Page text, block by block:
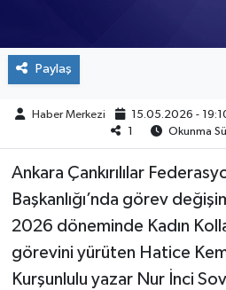
Paylaş
Haber Merkezi 15.05.2026 -
Okunma
Ankara Çankırılılar
Başkanlığı’nda görev
2026 döneminde Kadın
görevini yürüten Hatice
Kurşunlulu yazar Nur İnci
MAGAZİN
BİLİM&TEKNOLOJİ
BÖLGE
TÜRKİYE